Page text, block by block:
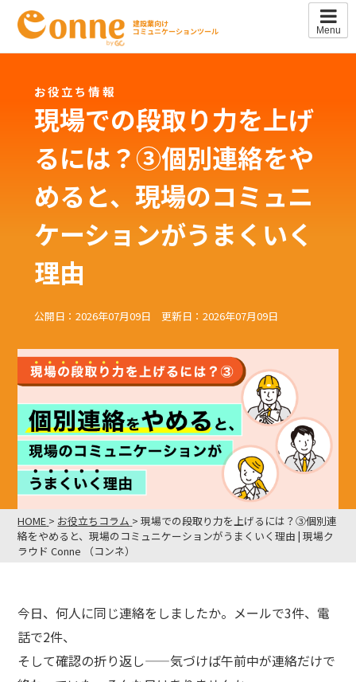
to
建設業向け
コミュニケーションツール Menu
お役立ち情報
現場での段取り力を上げ
るには？③個別連絡をや
めると、現場のコミュニ
ケーションがうまくいく
理由
公開日：2026年07月09日 更新日：2026年07月09日
HOME > お役立ちコラム >現場での段取り力を上げるには？③個別連
絡をやめると、現場のコミュニケーションがうまくいく理由 | 現場ク
ラウド Conne （コンネ）
今日、何人に同じ連絡をしましたか。メールで3件、電
話で2件、
そして確認の折り返し——気づけば午前中が連絡だけで